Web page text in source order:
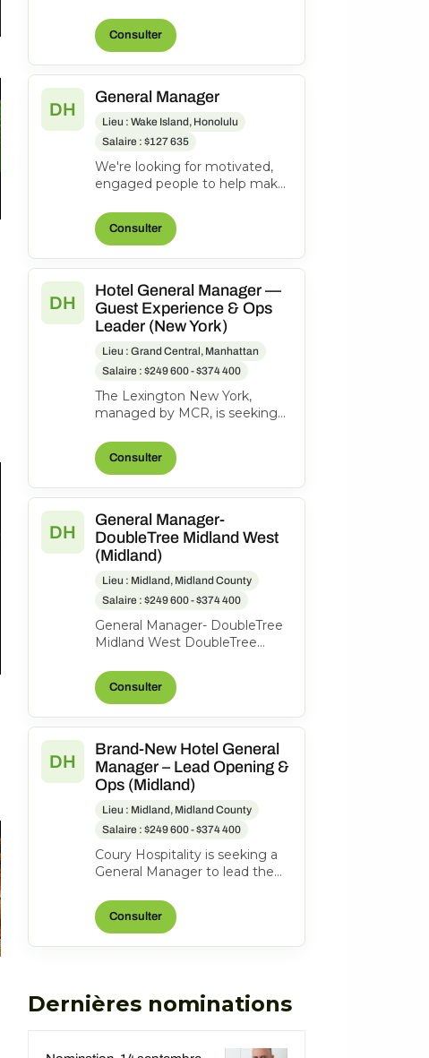
Director of Revenue Strateg...
Consulter
DH
General Manager
Lieu : Wake Island, Honolulu
Salaire : $127 635
We're looking for motivated,
engaged people to help make
Manages and directs the
operatio...
Consulter
DH
Hotel General Manager —
Guest Experience & Ops
Leader (New York)
Lieu : Grand Central, Manhattan
Salaire : $249 600 - $374 400
The Lexington New York,
managed by MCR, is seeking
Manager to oversee hotel
operations, ensuri...
Consulter
DH
General Manager-
DoubleTree Midland West
(Midland)
Lieu : Midland, Midland County
Salaire : $249 600 - $374 400
General Manager- DoubleTree
Midland West DoubleTree
250 West, Midland, Texas,
United State...
Consulter
DH
Brand-New Hotel General
Manager – Lead Opening &
Ops (Midland)
Lieu : Midland, Midland County
Salaire : $249 600 - $374 400
Coury Hospitality is seeking a
General Manager to lead the
operations of the new
DoubleTree Midla...
Consulter
Dernières nominations